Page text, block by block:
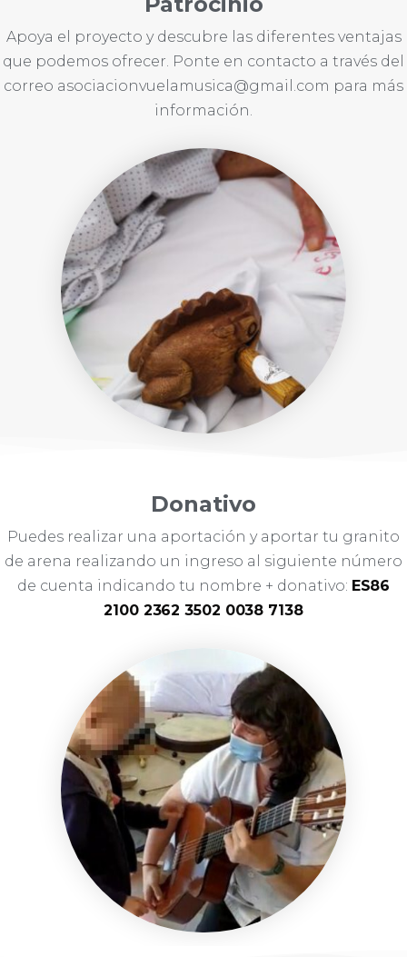
Apoya el proyecto y descubre las diferentes ventajas
que podemos ofrecer. Ponte en contacto a través del
correo asociacionvuelamusica@gmail.com para más
información.
Donativo
Puedes realizar una aportación y aportar tu granito
de arena realizando un ingreso al siguiente número
de cuenta indicando tu nombre + donativo: ES86
2100 2362 3502 0038 7138